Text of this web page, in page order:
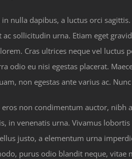
in nulla dapibus, a luctus orci
ac sollicitudin urna. Etiam eget
Cras ultrices neque vel
odio eu nisi egestas placerat.
non egestas ante varius ac.
non condimentum auctor, nibh
in venenatis urna. Vivamus
justo, a elementum urna
purus odio blandit neque, vitae